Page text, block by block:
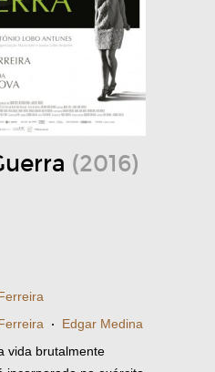
(2016)
· Edgar Medina
vida brutalmente